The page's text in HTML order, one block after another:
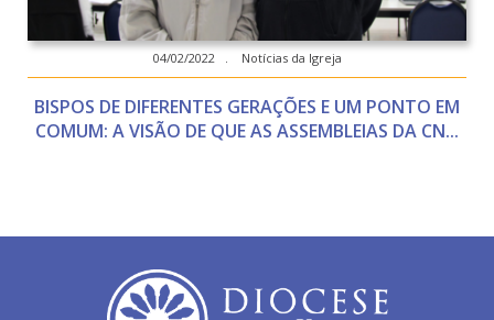
04/02/2022 . Notícias da Igreja
BISPOS DE DIFERENTES GERAÇÕES E UM PONTO EM
COMUM: A VISÃO DE QUE AS ASSEMBLEIAS DA CN...